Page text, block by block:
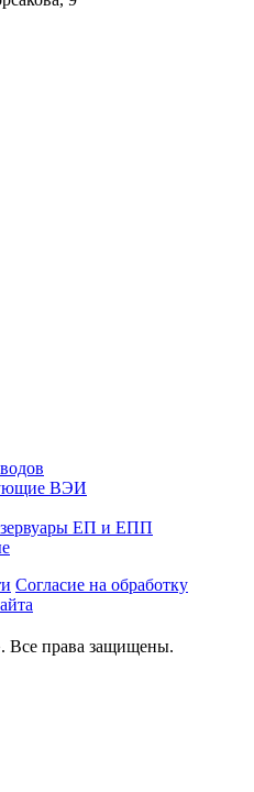
ВЭИ
ЕП и ЕПП
Согласие на обработку
права защищены.